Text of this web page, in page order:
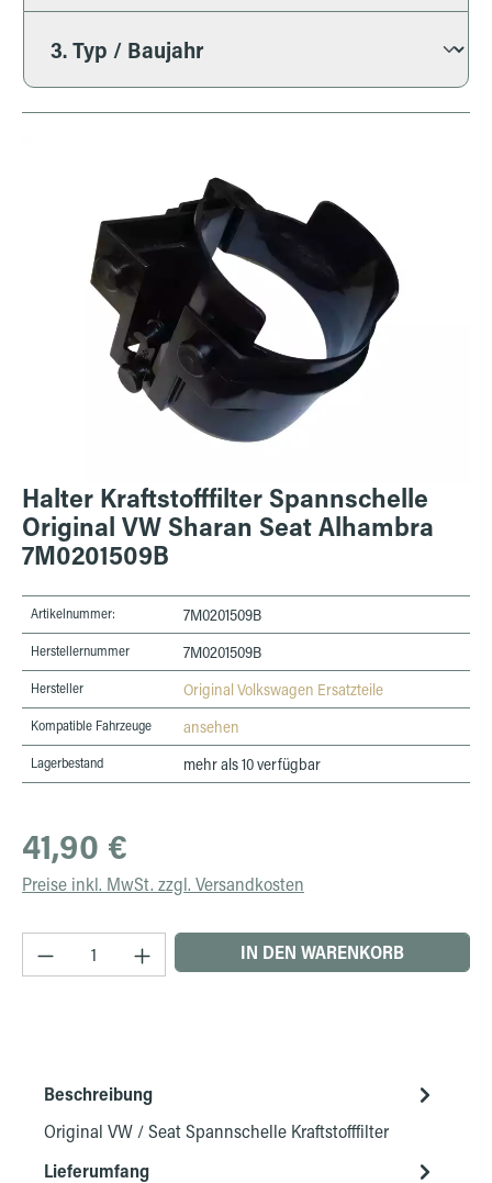
Halter Kraftstofffilter Spannschelle
Original VW Sharan Seat Alhambra
7M0201509B
Artikelnummer: 7M0201509B
Herstellernummer 7M0201509B
Hersteller Original Volkswagen Ersatzteile
Kompatible Fahrzeuge ansehen
Lagerbestand mehr als 10 verfügbar
Regulärer Preis:
41,90 €
Preise inkl. MwSt. zzgl. Versandkosten
Produkt Anzahl: Gib den gewünschten Wert
IN DEN WARENKORB
Beschreibung
Original VW / Seat Spannschelle Kraftstofffilter
Lieferumfang